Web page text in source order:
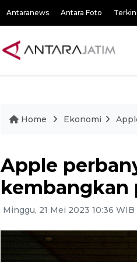
Antaranews Antara Foto Terkini
Home Ekonomi
Apple
kembangkan
Minggu, 21 Mei 2023 10:36 WIB